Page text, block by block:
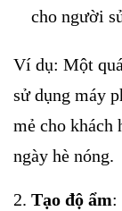
cho người
Ví dụ: Một
sử dụng máy
mẻ cho khách
ngày hè nóng.
Tạo độ ẩm: